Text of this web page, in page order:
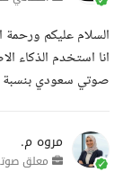
السلام عليكم
انا استخدم الذكاء
صوتي سعودي بنسبة 100% و بلهجة...
مروه م.
معلق